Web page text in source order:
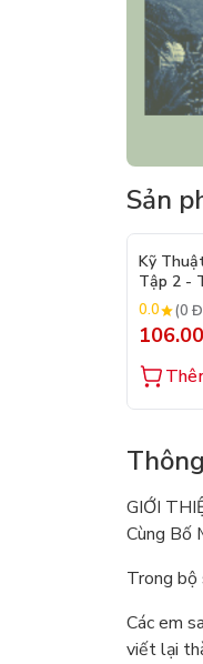
Sản
Kỹ
Tập 2 -
Trang
- Kỹ
0.0 (0
GIỚI
Cùng Bố
Trong bộ
Các em
viết lại